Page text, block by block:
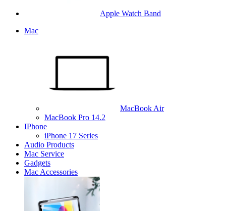
Apple Watch Band
Mac
MacBook Air
MacBook Pro 14.2
IPhone
iPhone 17 Series
Audio Products
Mac Service
Gadgets
Mac Accessories